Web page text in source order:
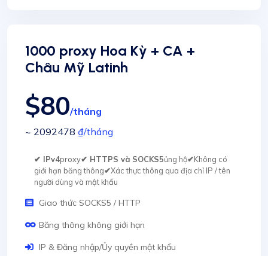
1000 proxy Hoa Kỳ + CA +
Châu Mỹ Latinh
$80/tháng
~ 2092478 ₫/tháng
✔ IPv4proxy✔ HTTPS và SOCKS5ủng hộ✔Không có
giới hạn băng thông✔Xác thực thông qua địa chỉ IP / tên
người dùng và mật khẩu
Giao thức SOCKS5 / HTTP
Băng thông không giới hạn
IP & Đăng nhập/Ủy quyền mật khẩu